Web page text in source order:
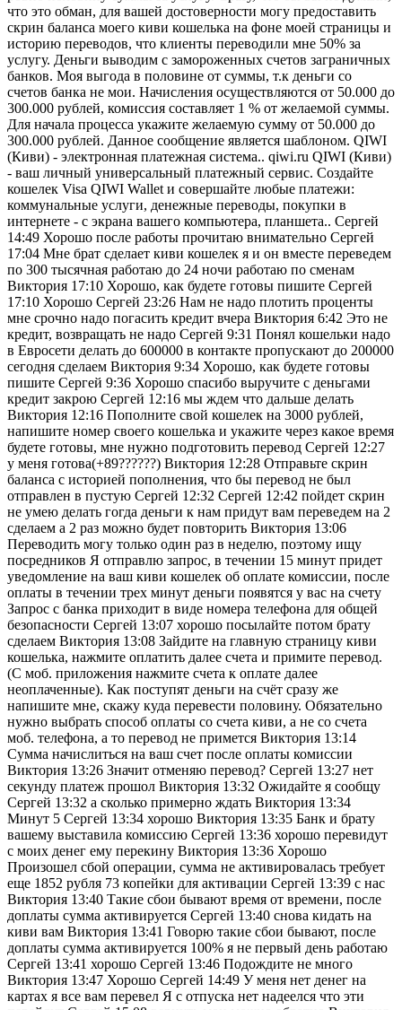
что это обман, для вашей достоверности могу предоставить
скрин баланса моего киви кошелька на фоне моей страницы и
историю переводов, что клиенты переводили мне 50% за
услугу. Деньги выводим с замороженных счетов заграничных
банков. Моя выгода в половине от суммы, т.к деньги со
счетов банка не мои. Начисления осуществляются от 50.000 до
300.000 рублей, комиссия составляет 1 % от желаемой суммы.
Для начала процесса укажите желаемую сумму от 50.000 до
300.000 рублей. Данное сообщение является шаблоном. QIWI
(Киви) - электронная платежная система.. qiwi.ru QIWI (Киви)
- ваш личный универсальный платежный сервис. Создайте
кошелек Visa QIWI Wallet и совершайте любые платежи:
коммунальные услуги, денежные переводы, покупки в
интернете - с экрана вашего компьютера, планшета.. Сергей
14:49 Хорошо после работы прочитаю внимательно Сергей
17:04 Мне брат сделает киви кошелек я и он вместе переведем
по 300 тысячная работаю до 24 ночи работаю по сменам
Виктория 17:10 Хорошо, как будете готовы пишите Сергей
17:10 Хорошо Сергей 23:26 Нам не надо плотить проценты
мне срочно надо погасить кредит вчера Виктория 6:42 Это не
кредит, возвращать не надо Сергей 9:31 Понял кошельки надо
в Евросети делать до 600000 в контакте пропускают до 200000
сегодня сделаем Виктория 9:34 Хорошо, как будете готовы
пишите Сергей 9:36 Хорошо спасибо выручите с деньгами
кредит закрою Сергей 12:16 мы ждем что дальше делать
Виктория 12:16 Пополните свой кошелек на 3000 рублей,
напишите номер своего кошелька и укажите через какое время
будете готовы, мне нужно подготовить перевод Сергей 12:27
у меня готова(+89??????) Виктория 12:28 Отправьте скрин
баланса с историей пополнения, что бы перевод не был
отправлен в пустую Сергей 12:32 Сергей 12:42 пойдет скрин
не умею делать гогда деньги к нам придут вам переведем на 2
сделаем а 2 раз можно будет повторить Виктория 13:06
Переводить могу только один раз в неделю, поэтому ищу
посредников Я отправлю запрос, в течении 15 минут придет
уведомление на ваш киви кошелек об оплате комиссии, после
оплаты в течении трех минут деньги появятся у вас на счету
Запрос с банка приходит в виде номера телефона для общей
безопасности Сергей 13:07 хорошо посылайте потом брату
сделаем Виктория 13:08 Зайдите на главную страницу киви
кошелька, нажмите оплатить далее счета и примите перевод.
(С моб. приложения нажмите счета к оплате далее
неоплаченные). Как поступят деньги на счёт сразу же
напишите мне, скажу куда перевести половину. Обязательно
нужно выбрать способ оплаты со счета киви, а не со счета
моб. телефона, а то перевод не примется Виктория 13:14
Сумма начислиться на ваш счет после оплаты комиссии
Виктория 13:26 Значит отменяю перевод? Сергей 13:27 нет
секунду платеж прошол Виктория 13:32 Ожидайте я сообщу
Сергей 13:32 а сколько примерно ждать Виктория 13:34
Минут 5 Сергей 13:34 хорошо Виктория 13:35 Банк и брату
вашему выставила комиссию Сергей 13:36 хорошо перевидут
с моих денег ему перекину Виктория 13:36 Хорошо
Произошел сбой операции, сумма не активировалась требует
еще 1852 рубля 73 копейки для активации Сергей 13:39 с нас
Виктория 13:40 Такие сбои бывают время от времени, после
доплаты сумма активируется Сергей 13:40 снова кидать на
киви вам Виктория 13:41 Говорю такие сбои бывают, после
доплаты сумма активируется 100% я не первый день работаю
Сергей 13:41 хорошо Сергей 13:46 Подождите не много
Виктория 13:47 Хорошо Сергей 14:49 У меня нет денег на
картах я все вам перевел Я с отпуска нет надеелся что эти